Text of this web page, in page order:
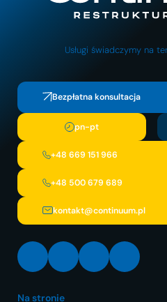
Usługi świadczymy na
Bezpłatna konsultacja
pn-pt
+48 669 151 966
+48 500 679 689
kontakt@continuum.pl
Na stronie
LinkedInFacebookInstagram